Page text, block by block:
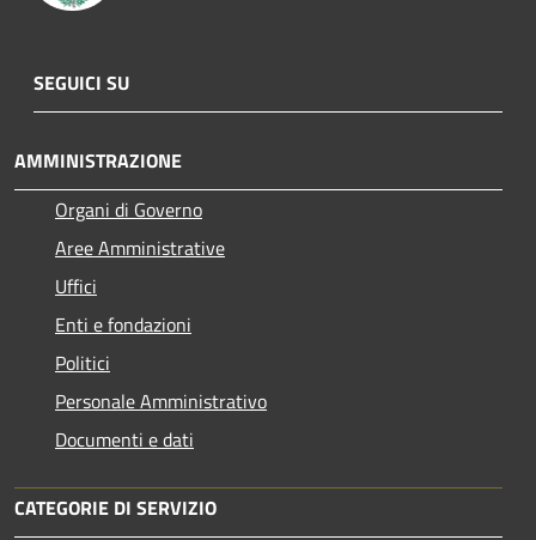
SEGUICI SU
AMMINISTRAZIONE
Organi di Governo
Aree Amministrative
Uffici
Enti e fondazioni
Politici
Personale Amministrativo
Documenti e dati
CATEGORIE DI SERVIZIO